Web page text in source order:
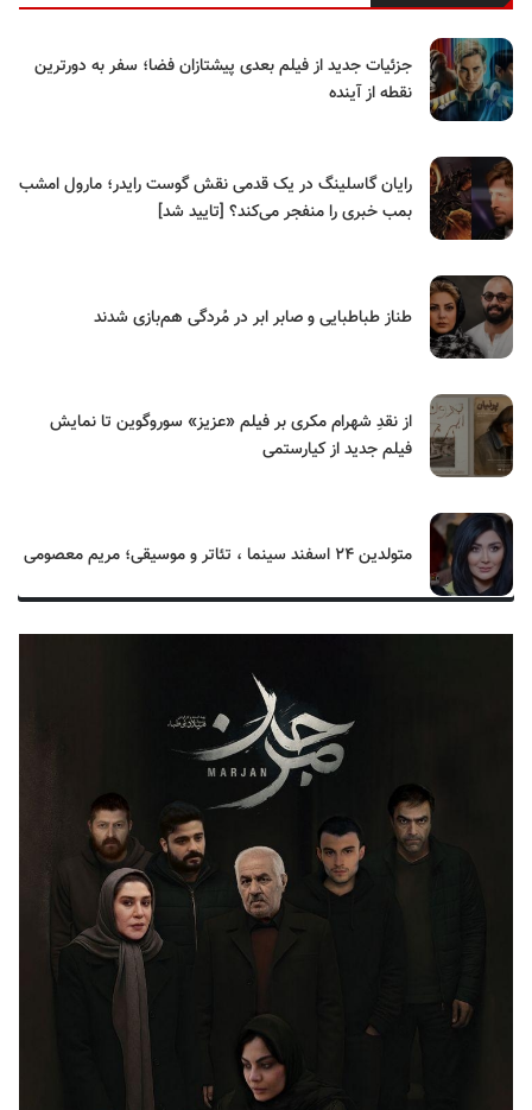
جزئیات جدید از فیلم بعدی پیشتازان فضا؛ سفر به دورترین
نقطه از آینده
رایان گاسلینگ در یک قدمی نقش گوست رایدر؛ مارول امشب
بمب خبری را منفجر می‌کند؟ [تایید شد]
طناز طباطبایی و صابر ابر در مُردگی هم‌بازی شدند
از نقدِ شهرام مکری بر فیلم «عزیز» سوروگوین تا نمایش
فیلم جدید از کیارستمی
متولدین ۲۴ اسفند سینما ، تئاتر و موسیقی؛ مریم معصومی